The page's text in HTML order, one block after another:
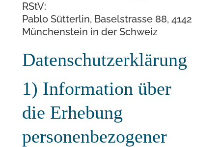
RStV:
Pablo Sütterlin, Baselstrasse 88, 4142
Münchenstein in der Schweiz
Datenschutzerklärung
1) Information über
die Erhebung
personenbezogener